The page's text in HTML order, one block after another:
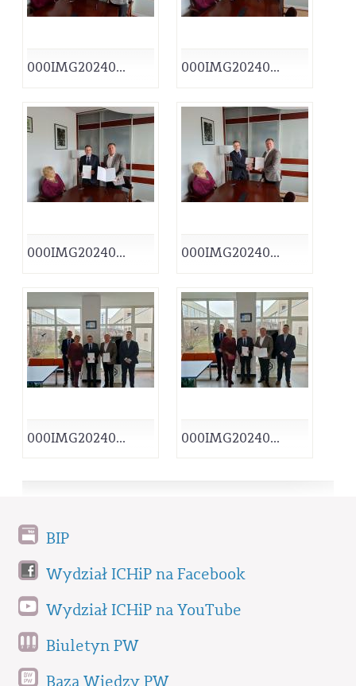
000IMG20240... 000IMG20240...
000IMG20240... 000IMG20240...
000IMG20240... 000IMG20240...
BIP
Wydział ICHiP na Facebook
Wydział ICHiP na YouTube
Biuletyn PW
Baza Wiedzy PW